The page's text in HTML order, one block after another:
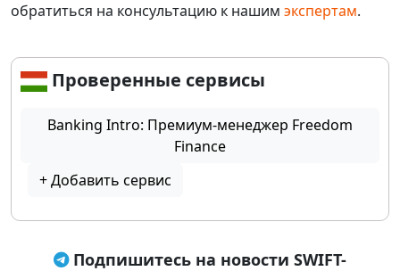
обратиться на консультацию к нашим экспертам.
Проверенные сервисы
Banking Intro: Премиум-менеджер Freedom
Finance
+ Добавить сервис
Подпишитесь на новости SWIFT-